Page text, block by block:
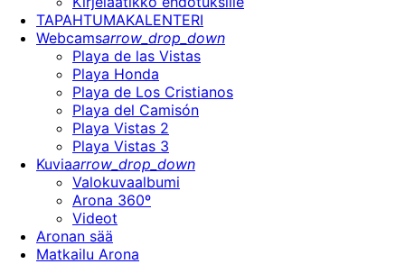
TAPAHTUMAKALENTERI
Webcamsarrow_drop_down
Playa de las Vistas
Playa Honda
Playa de Los Cristianos
Playa del Camisón
Playa Vistas 2
Playa Vistas 3
Kuviaarrow_drop_down
Valokuvaalbumi
Arona 360º
Videot
Aronan sää
Matkailu Arona